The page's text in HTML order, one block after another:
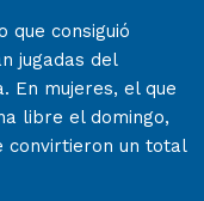
que consiguió
jugadas del
En mujeres, el que
libre el domingo,
convirtieron un total